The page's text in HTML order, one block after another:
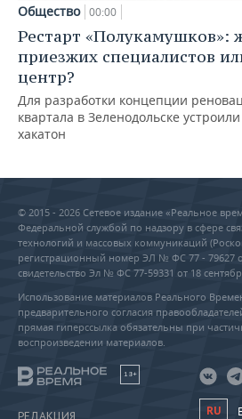
Общество 00:00
Рестарт «Полукамушков»:
приезжих специалистов
центр?
Для разработки концепции
квартала в Зеленодольске
хакатон
© 2015 - 2026 Сетевое издание «Реальное
Федеральной службой по надзору в сфере
технологий и массовых коммуникаций
регистрационный номер ЭЛ № ФС 77 - 79627
свидетельство Эл № ФС 77-59331 от 18
Использование материалов Реального
предварительного согласия
прямая гиперссылка обязательны при
воспроизведении материалов.
18+
РЕДАКЦИЯ RU